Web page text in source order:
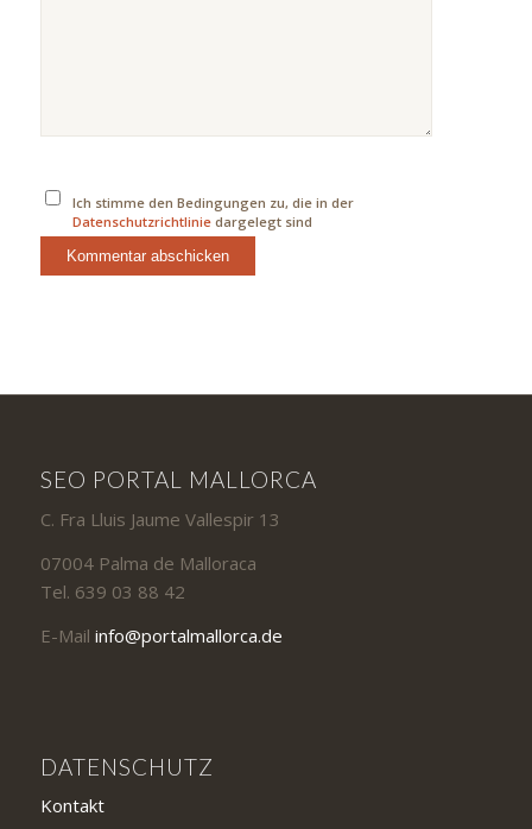
Ich stimme den Bedingungen zu, die in der
Datenschutzrichtlinie dargelegt sind
SEO PORTAL MALLORCA
C. Fra Lluis Jaume Vallespir 13
07004 Palma de Malloraca
Tel. 639 03 88 42
E-Mail info@portalmallorca.de
DATENSCHUTZ
Kontakt